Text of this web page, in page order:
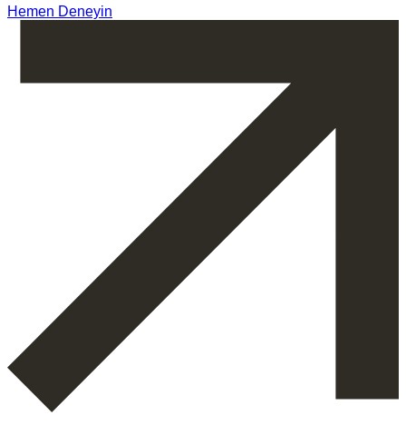
Hemen Deneyin